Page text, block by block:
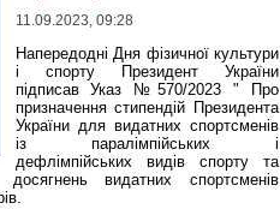
11.09.2023, 09:28
Напередодні Дня фізичної культури
і спорту Президент України
підписав Указ №570/2023 " Про
призначення стипендій Президента
України для видатних спортсменів
із паралімпійських і
дефлімпійських видів спорту та
видатних спортсменів